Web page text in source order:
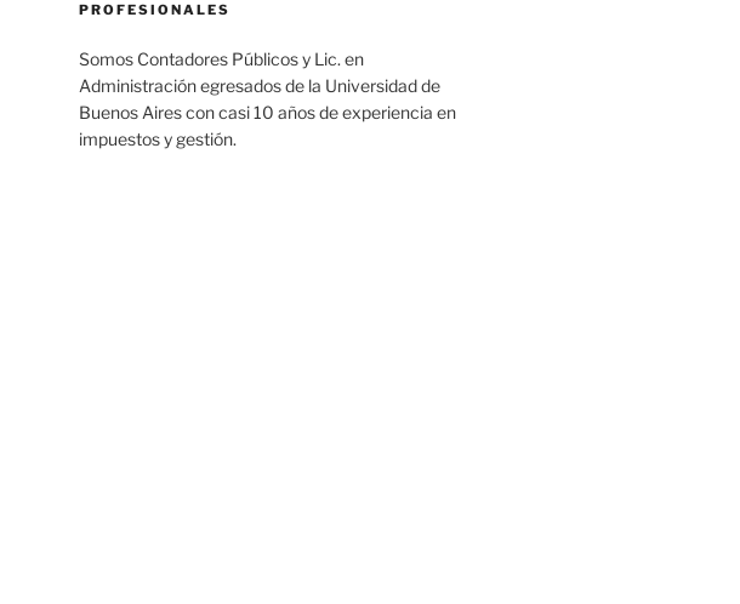
PROFESIONALES
Somos Contadores Públicos y Lic. en
Administración egresados de la Universidad de
Buenos Aires con casi 10 años de experiencia en
impuestos y gestión.